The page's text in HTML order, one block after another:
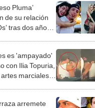
Guerrero
Pluma’
de su relación
tras dos años
es 'ampayado'
con Ilia Topuria,
marciales, y
arremete